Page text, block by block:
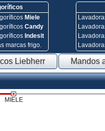
Miele
Candy
Indesit
marcas frigo.
Liebherr Mandos
MIELE